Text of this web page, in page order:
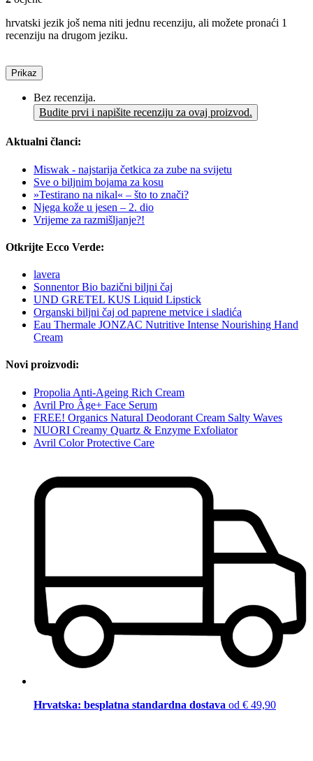
hrvatski jezik još nema niti jednu recenziju, ali možete pronaći 1
recenziju na drugom jeziku.
Prikaz
Bez recenzija.
Budite prvi i napišite recenziju za ovaj proizvod.
Aktualni članci:
Miswak - najstarija četkica za zube na svijetu
Sve o biljnim bojama za kosu
»Testirano na nikal« – što to znači?
Njega kože u jesen – 2. dio
Vrijeme za razmišljanje?!
Otkrijte Ecco Verde:
lavera
Sonnentor Bio bazični biljni čaj
UND GRETEL KUS Liquid Lipstick
Organski biljni čaj od paprene metvice i sladića
Eau Thermale JONZAC Nutritive Intense Nourishing Hand
Cream
Novi proizvodi:
Propolia Anti-Ageing Rich Cream
Avril Pro Âge+ Face Serum
FREE! Organics Natural Deodorant Cream Salty Waves
NUORI Creamy Quartz & Enzyme Exfoliator
Avril Color Protective Care
Hrvatska: besplatna standardna dostava od € 49,90